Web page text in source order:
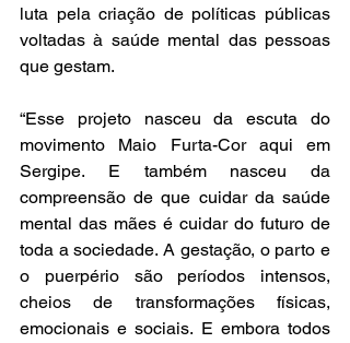
luta pela criação de políticas públicas
voltadas à saúde mental das pessoas
que gestam.
“Esse projeto nasceu da escuta do
movimento Maio Furta-Cor aqui em
Sergipe. E também nasceu da
compreensão de que cuidar da saúde
mental das mães é cuidar do futuro de
toda a sociedade. A gestação, o parto e
o puerpério são períodos intensos,
cheios de transformações físicas,
emocionais e sociais. E embora todos